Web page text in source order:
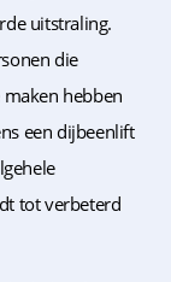
uitstraling.
die
hebben
een dijbeenlift
tot verbeterd